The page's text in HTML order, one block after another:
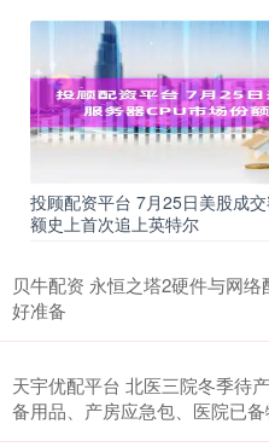
投顾配资平台 7月25日美股成
额史上首次追上英特尔
贝牛配资 永恒之塔2硬件与网
好准备
天宇优配平台 北医三院冬季待
备用品、产房应急包、医院已